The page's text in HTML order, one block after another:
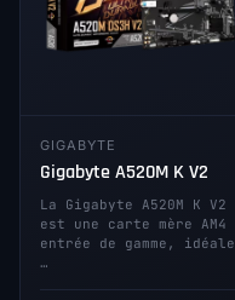
GIGABYTE
Gigabyte A520M K V2
La Gigabyte A520M K V2
est une carte mère AM4
entrée de gamme, idéale
…